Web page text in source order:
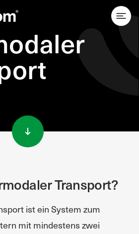
Transport?
ist ein System zum
mit mindestens zwei